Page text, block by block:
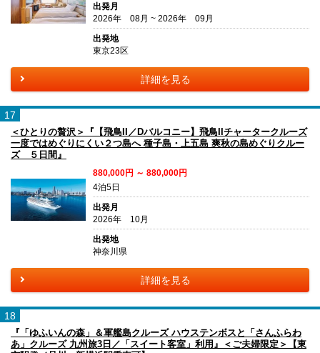
出発月
2026年 08月 ~ 2026年 09月
出発地
東京23区
詳細を見る
17
＜ひとりの贅沢＞『【飛鳥II／Dバルコニー】飛鳥IIチャータークルーズ
一度ではめぐりにくい２つ島へ 種子島・上五島 爽秋の島めぐりクルー
ズ ５日間』
880,000円 ～ 880,000円
4泊5日
出発月
2026年 10月
出発地
神奈川県
詳細を見る
18
『「ゆふいんの森」＆軍艦島クルーズ ハウステンボスと「さんふらわ
あ」クルーズ 九州旅3日／「スイート客室」利用』＜ご夫婦限定＞【東